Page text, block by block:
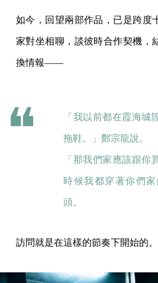
如今，回望兩部作品，已是跨度
家對坐相聊，談彼時合作契機，
換情報——
「我以前都在霞海城
拖鞋。」鄭宗龍說。
「那我們家應該跟你
時候我都穿著你們
頭。
訪問就是在這樣的節奏下開始的。